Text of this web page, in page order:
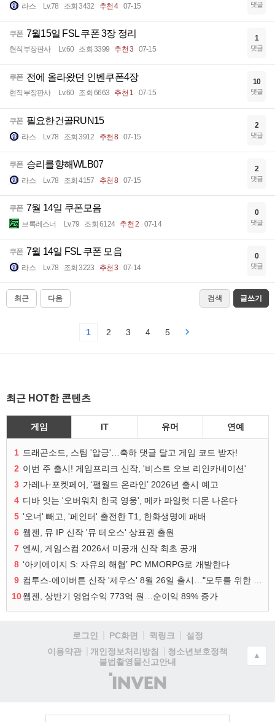
라스 Lv.78 조회 3432 추천 4 07-15 댓글
쿠폰 7월15일 FSL 쿠폰 3장 정리
현직부장판사 Lv.60 조회 3399 추천 3 07-15
1
댓글
쿠폰 전에 올라왔던 인벤쿠폰4장
현직부장판사 Lv.60 조회 6663 추천 1 07-15
10
댓글
쿠폰 필요한건골RUN15
라스 Lv.78 조회 3912 추천 8 07-15
2
댓글
쿠폰 승리를향해WLB07
라스 Lv.78 조회 4157 추천 8 07-15
2
댓글
쿠폰 7월 14일 쿠폰모음
브록레스너 Lv.79 조회 6124 추천 2 07-14
0
댓글
쿠폰 7월 14일 FSL 쿠폰 모음
라스 Lv.78 조회 3223 추천 3 07-14
0
댓글
최근 다음 검색 글쓰기
1 2 3 4 5
최근 HOT한 콘텐츠
게임 IT 유머 연예
1 드래곤소드, 스팀 '압긍'…축하 댓글 달고 게임 코드 받자!
2 이번 주 출시! 게임프리크 신작, '비스트 오브 리인카네이션'
3 가레나·포켓페어, ‘팰월드 온라인’ 2026년 출시 예고
4 디바 잇는 '오버워치 한국 영웅', 메카 파일럿 디몬 나온다
5 '오너' 빼고, '페인터' 출전한 T1, 한화생명에 패배
6 웹젠, 뮤 IP 신작 '뮤 테오스' 상표권 출원
7 엔씨, 게임스컴 2026서 미공개 신작 최초 공개
8 ‘아키에이지 S: 자유의 해협’ PC MMORPG로 개발한다
9
10웹젠, 상반기 영업수익 773억 원…순이익 89% 증가
로그인 PC화면 퀵링크
설정
이용약관
개인정보처리방침
청소년보호정책
불법촬영물신고안내
(주)
인
▲